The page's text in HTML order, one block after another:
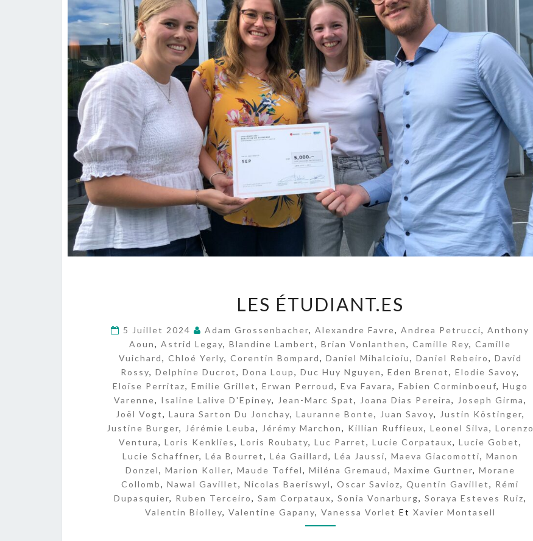
E
É
T
U
I
A
N
T
.
E
S
LES ÉTUDIANT.ES
5 Juillet 2024 Adam Grossenbacher,Alexandre Favre,Andrea Petrucci,Anthony
Aoun,Astrid Legay,Blandine Lambert,Brian Vonlanthen,Camille Rey,Camille
Vuichard, Chloé Yerly, Corentin Bompard, Daniel Mihalcioiu, Daniel Rebeiro, David
Rossy,Delphine Ducrot,Dona Loup,Duc Huy Nguyen,Eden Brenot,Elodie Savoy,
Eloïse Perritaz, Emilie Grillet, Erwan Perroud, Eva Favara, Fabien Corminboeuf, Hugo
Varenne, Isaline Lalive D'Epiney, Jean-Marc Spat, Joana Dias Pereira, Joseph Girma,
Joël Vogt, Laura Sarton Du Jonchay, Lauranne Bonte, Juan Savoy, Justin Köstinger,
Justine Burger, Jérémie Leuba, Jérémy Marchon, Killian Ruffieux, Leonel Silva, Lorenzo
Ventura, Loris Kenklies, Loris Roubaty, Luc Parret, Lucie Corpataux, Lucie Gobet,
Lucie Schaffner, Léa Bourret, Léa Gaillard, Léa Jaussi, Maeva Giacomotti, Manon
Donzel, Marion Koller, Maude Toffel, Miléna Gremaud, Maxime Gurtner, Morane
Collomb,Nawal Gavillet,Nicolas Baeriswyl,Oscar Savioz,Quentin Gavillet, Rémi
Dupasquier, Ruben Terceiro, Sam Corpataux, Sonia Vonarburg, Soraya Esteves Ruiz,
Valentin Biolley, Valentine Gapany, Vanessa Vorlet Et Xavier Montasell